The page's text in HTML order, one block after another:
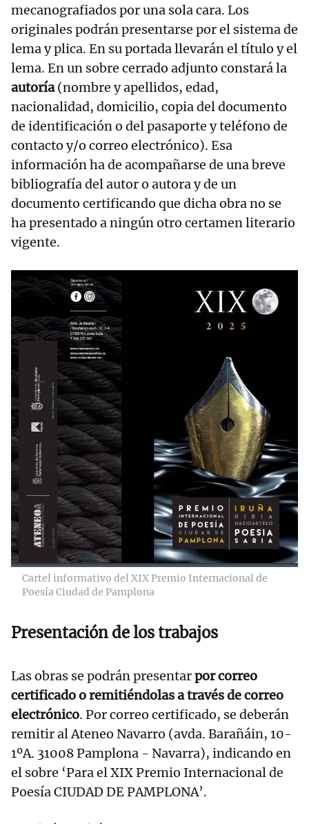
mecanografiados por una sola cara. Los
originales podrán presentarse por el sistema de
lema y plica. En su portada llevarán el título y el
lema. En un sobre cerrado adjunto constará la
autoría(nombre y apellidos, edad,
nacionalidad, domicilio, copia del documento
de identificación o del pasaporte y teléfono de
contacto y/o correo electrónico). Esa
información ha de acompañarse de una breve
bibliografía del autor o autora y de un
documento certificando que dicha obra no se
ha presentado a ningún otro certamen literario
vigente.
Cartel informativo del XIX Premio Internacional de
Poesía Ciudad de Pamplona
Presentación de los trabajos
Las obras se podrán presentarpor correo
certificado o remitiéndolas a través de correo
electrónico. Por correo certificado, se deberán
remitir al Ateneo Navarro (avda. Barañáin, 10-
1ºA. 31008 Pamplona - Navarra), indicando en
el sobre ‘Para el XIX Premio Internacional de
Poesía CIUDAD DE PAMPLONA’.